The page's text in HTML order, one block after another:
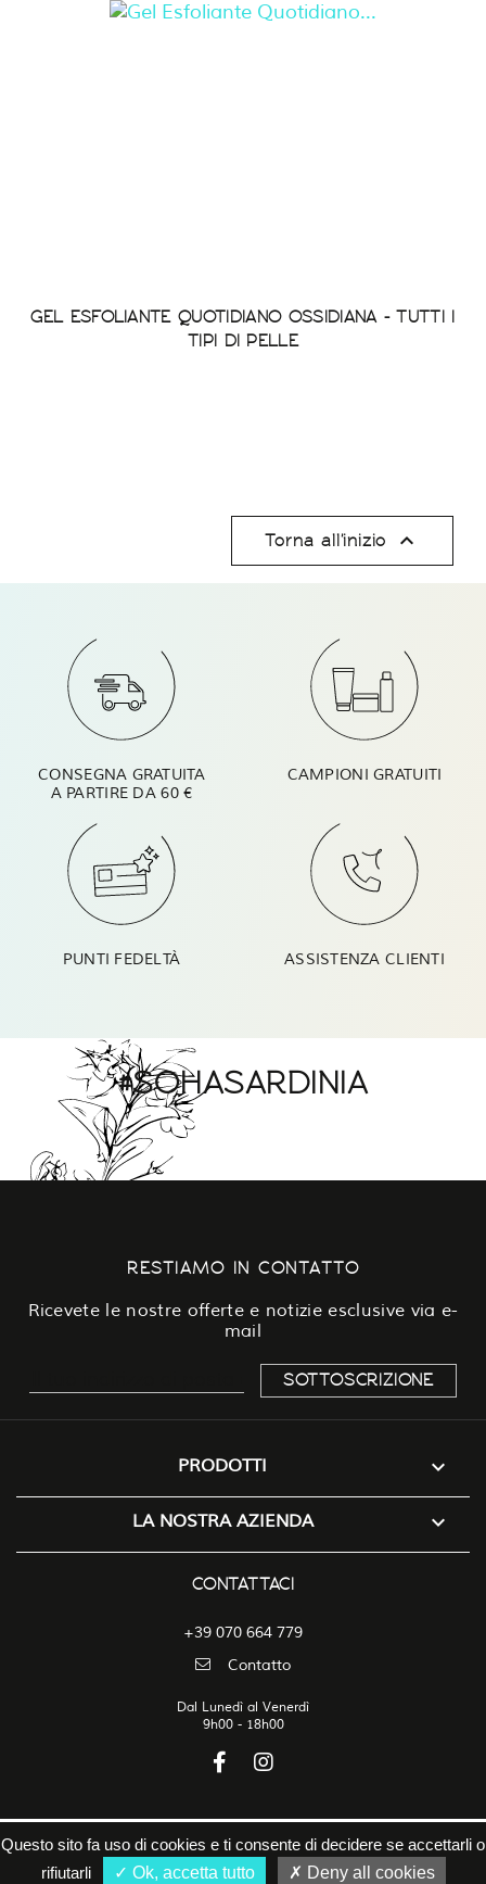
GEL ESFOLIANTE QUOTIDIANO OSSIDIANA - TUTTI I
TIPI DI PELLE
Torna all'inizio 
CONSEGNA GRATUITA
A PARTIRE DA 60 €
CAMPIONI GRATUITI
PUNTI FEDELTÀ ASSISTENZA CLIENTI
#SOHASARDINIA
RESTIAMO IN CONTATTO
Ricevete le nostre offerte e notizie esclusive via e-
mail
PRODOTTI 
LA NOSTRA AZIENDA 
CONTATTACI
+39 070 664 779
Contatto
Dal Lunedì al Venerdì
9h00 - 18h00
Soha Sardinia-Avviso legale - Politica sulla privacy-Gestione dei
cookie
Questo sito fa uso di cookies e ti consente di decidere se accettarli o
rifiutarli
Ok, accetta tutto Deny all cookies